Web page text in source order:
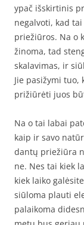
ypač išskirtinis
negalvoti, kad
priežiūros. Na o
žinoma, tad
skalavimas, ir
Jie pasižymi
prižiūrėti juos
Na o tai labai
kaip ir savo
dantų priežiūra
ne. Nes tai kiek
kiek laiko
siūloma plauti
palaikoma